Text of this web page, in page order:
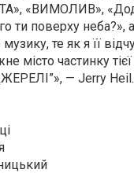
«ВИМОЛИВ»,
ти поверху неба?»,
те як я її
місто частинку
— Jerry Heil.